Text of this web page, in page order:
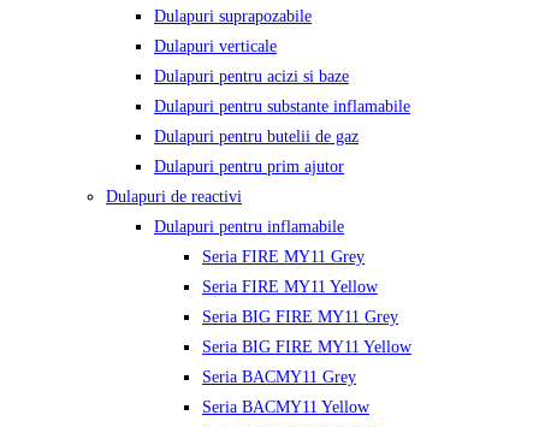
Dulapuri suprapozabile
Dulapuri verticale
Dulapuri pentru acizi si baze
Dulapuri pentru substante inflamabile
Dulapuri pentru butelii de gaz
Dulapuri pentru prim ajutor
Dulapuri de reactivi
Dulapuri pentru inflamabile
Seria FIRE MY11 Grey
Seria FIRE MY11 Yellow
Seria BIG FIRE MY11 Grey
Seria BIG FIRE MY11 Yellow
Seria BACMY11 Grey
Seria BACMY11 Yellow